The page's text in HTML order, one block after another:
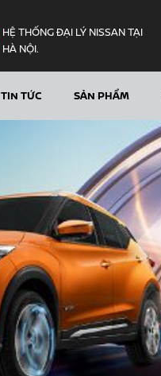
HỆ THỐNG ĐẠI LÝ NISSAN TẠI
HÀ NỘI.
TIN TỨC SẢN PHẨM